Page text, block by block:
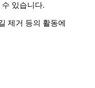
있습니다.
제거 등의 활동에